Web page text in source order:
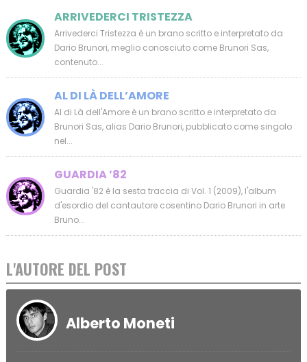
ARRIVEDERCI TRISTEZZA
Arrivederci Tristezza è un brano scritto e interpretato da
Dario Brunori, meglio conosciuto come Brunori Sas,
contenuto...
AL DI LÀ DELL’AMORE
Al di Là dell'Amore è un brano scritto e interpretato da
Brunori Sas, alias Dario Brunori, pubblicato come singolo
nel...
GUARDIA ’82
Guardia '82 è la sesta traccia di Vol. 1 (2009), l'album
d'esordio del cantautore cosentino Dario Brunori in arte
Bruno...
L'AUTORE DEL POST
Alberto Moneti